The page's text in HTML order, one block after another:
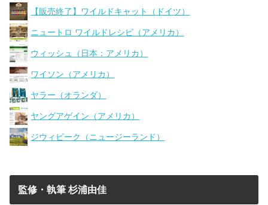
【販売終了】ワイルドキャット（ドイツ）
ニュートロ ワイルドレシピ（アメリカ）
ウィッシュ（日本：アメリカ）
ワイソン（アメリカ）
ヤラー（オランダ）
ヤングアゲイン（アメリカ）
ジウィピーク（ニュージーランド）
監修・執筆 杉浦由佳